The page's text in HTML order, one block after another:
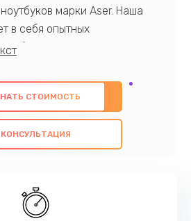
марки Aser. Наша
в себя опытных
обширными знаниями и
и качественный ремонт с
компонентов, а
качество всех
Наша цель - предоставить
Не медлите записаться на
СТОИМОСТЬ
КОНСУЛЬТАЦИЯ